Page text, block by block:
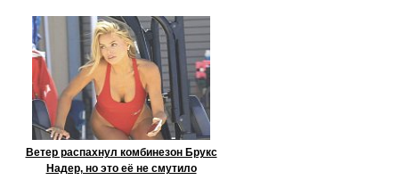
Ветер распахнул комбинезон Брукс
Надер, но это её не смутило